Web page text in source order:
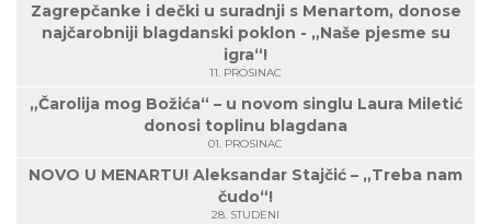
Zagrepčanke i dečki u suradnji s Menartom, donose
najčarobniji blagdanski poklon - „Naše pjesme su
igra“!
11. PROSINAC
„Čarolija mog Božića“ – u novom singlu Laura Miletić
donosi toplinu blagdana
01. PROSINAC
NOVO U MENARTU! Aleksandar Stajčić – „Treba nam
čudo“!
28. STUDENI